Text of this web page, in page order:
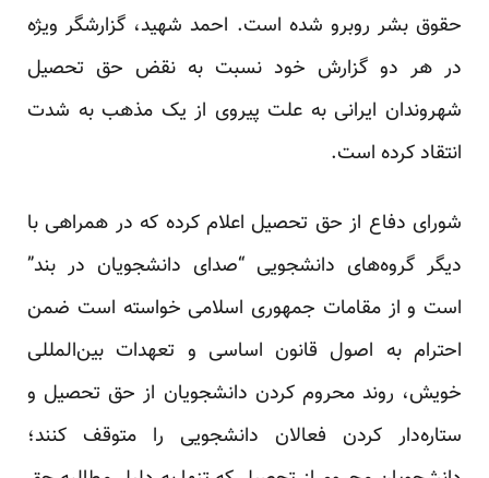
حقوق بشر روبرو شده است. احمد شهید، گزارشگر ویژه
در هر دو گزارش خود نسبت به نقض حق تحصیل
شهروندان ایرانی به علت پیروی از یک مذهب به شدت
انتقاد کرده است.
شورای دفاع از حق تحصیل اعلام کرده که در همراهی با
دیگر گروه‌های دانشجویی “صدای دانشجویان در بند”
است و از مقامات جمهوری اسلامی خواسته است ضمن
احترام به اصول قانون اساسی و تعهدات بین‌المللی
خویش، روند محروم کردن دانشجویان از حق تحصیل و
ستاره‌دار کردن فعالان دانشجویی را متوقف کنند؛